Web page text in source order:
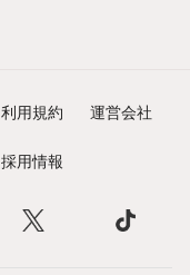
利用規約 運営会社
採用情報